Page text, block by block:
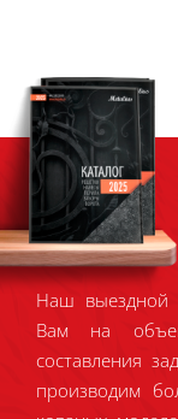
Наш выездной
Вам на
составления
производим